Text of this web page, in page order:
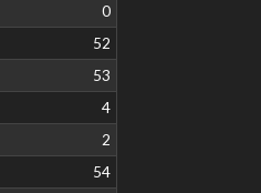
0
52
53
4
2
54